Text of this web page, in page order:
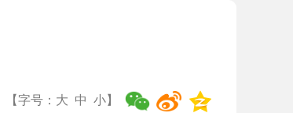
【字号： 大 中 小】